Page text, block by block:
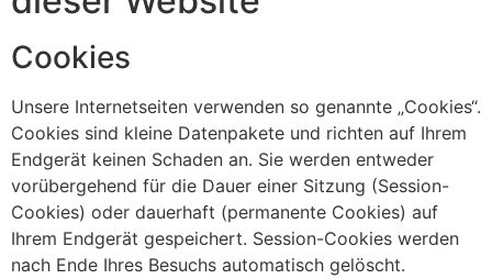
Cookies
Unsere Internetseiten verwenden so genannte „Cookies“.
Cookies sind kleine Datenpakete und richten auf Ihrem
Endgerät keinen Schaden an. Sie werden entweder
vorübergehend für die Dauer einer Sitzung (Session-
Cookies) oder dauerhaft (permanente Cookies) auf
Ihrem Endgerät gespeichert. Session-Cookies werden
nach Ende Ihres Besuchs automatisch gelöscht.